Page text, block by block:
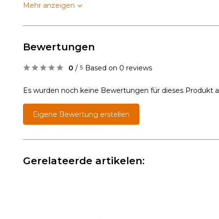
Mehr anzeigen
Bewertungen
0 / 5 Based on 0 reviews
Es wurden noch keine Bewertungen für dieses Produkt
Eigene Bewertung erstellen
Gerelateerde artikelen: